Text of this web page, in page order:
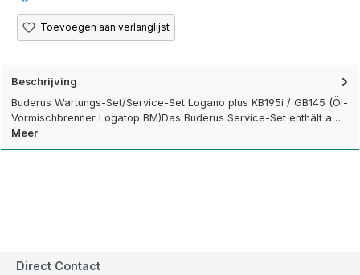
Toevoegen aan verlanglijst
Beschrijving
Buderus Wartungs-Set/Service-Set Logano plus KB195i / GB145 (Öl-
Vormischbrenner Logatop BM)Das Buderus Service-Set enthält a…
Meer
Direct Contact